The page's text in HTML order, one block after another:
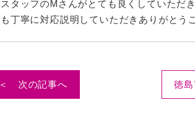
スタッフのMさんがとても良くしていただ
も丁寧に対応説明していただきありがとう
＜ 次の記事へ 徳